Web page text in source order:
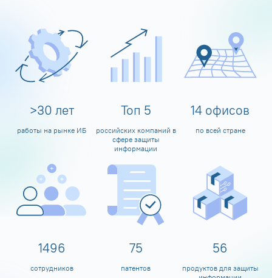
>30 лет
работы на рынке ИБ
Топ 5
российских компаний в
сфере защиты
информации
14 офисов
по всей стране
1600
сотрудников
80
патентов
60
продуктов для защиты